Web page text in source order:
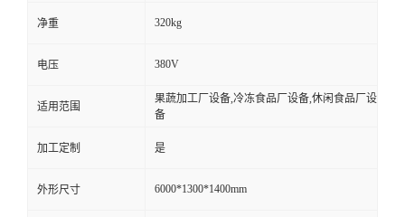
净重 320kg
电压 380V
适用范围
果蔬加工厂设备,冷冻食品厂设备,休闲食品厂设
备
加工定制 是
外形尺寸 6000*1300*1400mm